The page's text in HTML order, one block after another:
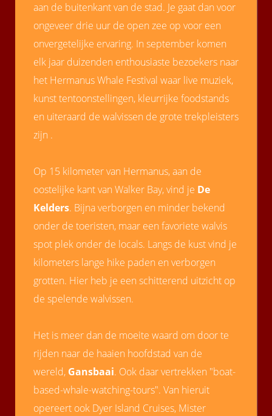
aan de buitenkant van de stad. Je gaat dan voor
ongeveer drie uur de open zee op voor een
onvergetelijke ervaring. In september komen
elk jaar duizenden enthousiaste bezoekers naar
het Hermanus Whale Festival waar live muziek,
kunst tentoonstellingen, kleurrijke foodstands
en uiteraard de walvissen de grote trekpleisters
zijn .
Op 15 kilometer van Hermanus, aan de
oostelijke kant van Walker Bay, vind je De
Kelders. Bijna verborgen en minder bekend
onder de toeristen, maar een favoriete walvis
spot plek onder de locals. Langs de kust vind je
kilometers lange hike paden en verborgen
grotten. Hier heb je een schitterend uitzicht op
de spelende walvissen.
Het is meer dan de moeite waard om door te
rijden naar de haaien hoofdstad van de
wereld, Gansbaai. Ook daar vertrekken "boat-
based-whale-watching-tours". Van hieruit
opereert ook Dyer Island Cruises, Mister